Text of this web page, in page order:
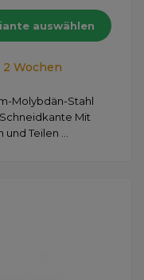
auswählen
Wochen
Molybdän-Stahl
Mit
Teilen ...